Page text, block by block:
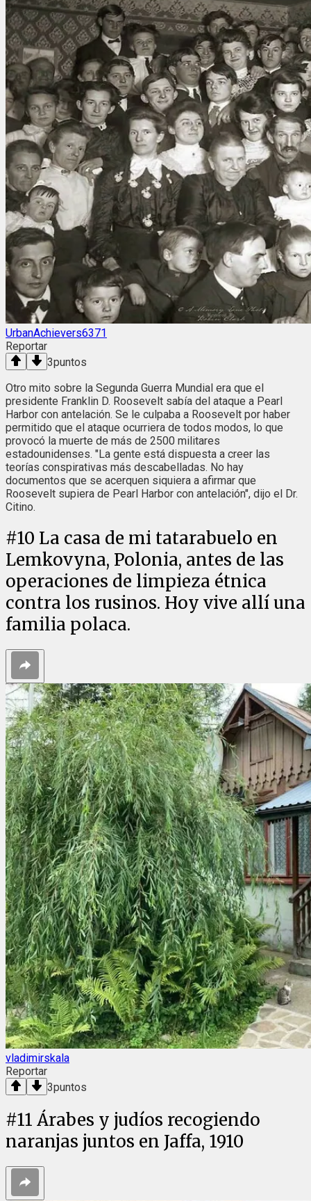
UrbanAchievers6371
Reportar
3puntos
Otro mito sobre la Segunda Guerra Mundial era que el
presidente Franklin D. Roosevelt sabía del ataque a Pearl
Harbor con antelación. Se le culpaba a Roosevelt por haber
permitido que el ataque ocurriera de todos modos, lo que
provocó la muerte de más de 2500 militares
estadounidenses. "La gente está dispuesta a creer las
teorías conspirativas más descabelladas. No hay
documentos que se acerquen siquiera a afirmar que
Roosevelt supiera de Pearl Harbor con antelación", dijo el Dr.
Citino.
#10 La casa de mi tatarabuelo en
Lemkovyna, Polonia, antes de las
operaciones de limpieza étnica
contra los rusinos. Hoy vive allí una
familia polaca.
vladimirskala
Reportar
3puntos
#11 Árabes y judíos recogiendo
naranjas juntos en Jaffa, 1910